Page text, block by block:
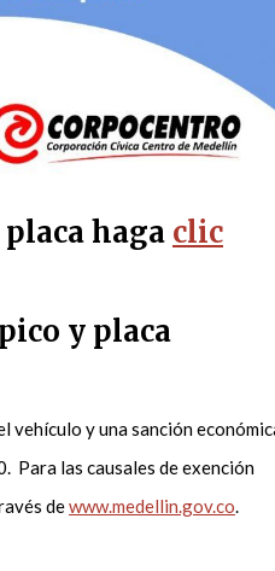
haga clic
y placa
vehículo y una sanción
Para las causales de exención
dewww.medellin.gov.co.